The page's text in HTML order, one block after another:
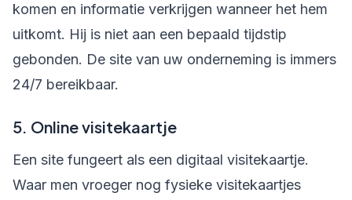
komen en informatie verkrijgen wanneer het hem
uitkomt. Hij is niet aan een bepaald tijdstip
gebonden. De site van uw onderneming is immers
24/7 bereikbaar.
5. Online visitekaartje
Een site fungeert als een digitaal visitekaartje.
Waar men vroeger nog fysieke visitekaartjes